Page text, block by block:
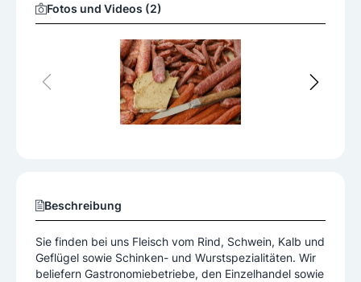
Fotos und Videos (2)
Beschreibung
Sie finden bei uns Fleisch vom Rind, Schwein, Kalb und
Geflügel sowie Schinken- und Wurstspezialitäten. Wir
beliefern Gastronomiebetriebe, den Einzelhandel sowie